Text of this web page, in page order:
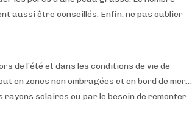
aussi être conseillés. Enfin, ne pas oublier
de l’été et dans les conditions de vie de
en zones non ombragées et en bord de mer…
rayons solaires ou par le besoin de remonter